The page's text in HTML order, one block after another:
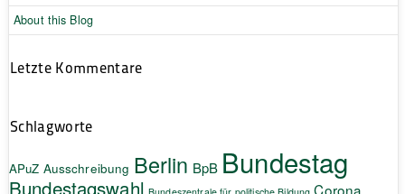
About this Blog
Letzte Kommentare
Schlagworte
APuZ Ausschreibung Berlin BpB Bundestag
Bundestagswahl Corona